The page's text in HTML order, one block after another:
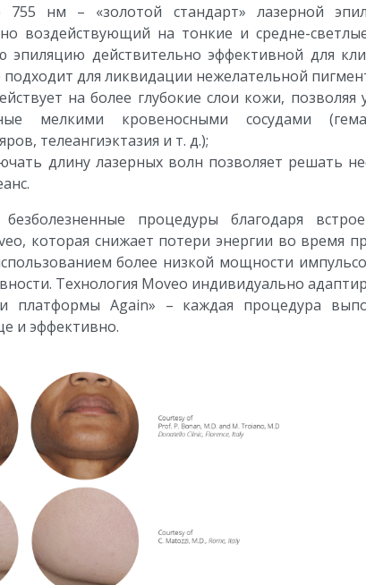
нм – «золотой стандарт» лазерной
воздействующий на тонкие и средне-
эпиляцию действительно эффективной для
для ликвидации нежелательной
на более глубокие слои кожи, позволяя
мелкими кровеносными сосудами
телеангиэктазия и т. д.);
длину лазерных волн позволяет решать
процедуры благодаря
которая снижает потери энергии во время
более низкой мощности
Технология Moveo индивидуально
платформы Again» – каждая процедура
и эффективно.